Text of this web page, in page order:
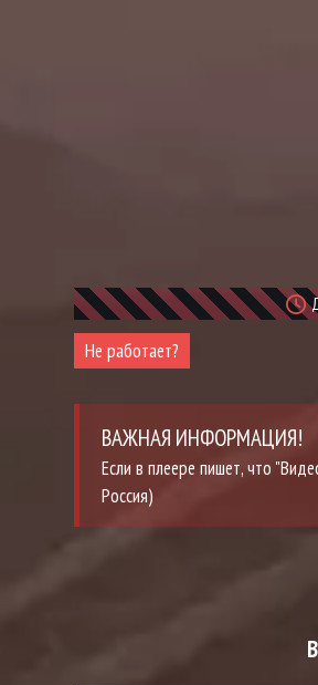
Не работает?
ВАЖНАЯ ИНФОРМАЦИЯ!
Если в плеере пишет, что
Россия)